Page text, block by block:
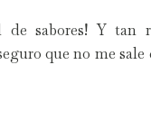
de sabores! Y tan
que no me sale